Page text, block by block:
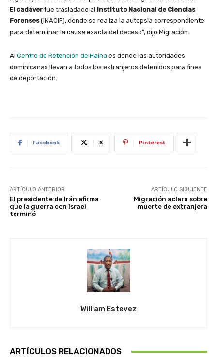
El cadáver fue trasladado al Instituto Nacional de Ciencias
Forenses(INACIF), donde se realiza la autopsia correspondiente
para determinar la causa exacta del deceso”, dijo Migración.
Al Centro de Retención de Haina es donde las autoridades
dominicanas llevan a todos los extranjeros detenidos para fines
de deportación.
Facebook X Pinterest
ARTÍCULO ANTERIOR
El presidente de Irán afirma
que la guerra con Israel
terminó
ARTÍCULO SIGUIENTE
Migración aclara sobre
muerte de extranjera
William Estevez
ARTÍCULOS RELACIONADOS